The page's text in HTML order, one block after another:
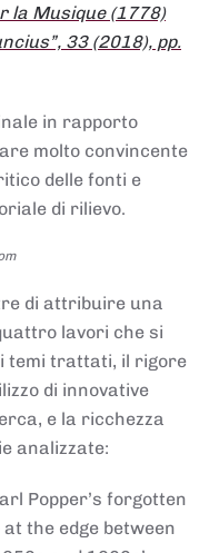
la Musique (1778)
33 (2018), pp.
in rapporto
molto convincente
delle fonti e
di rilievo.
di attribuire una
lavori che si
temi trattati, il rigore
di innovative
e la ricchezza
analizzate:
Popper’s forgotten
the edge between